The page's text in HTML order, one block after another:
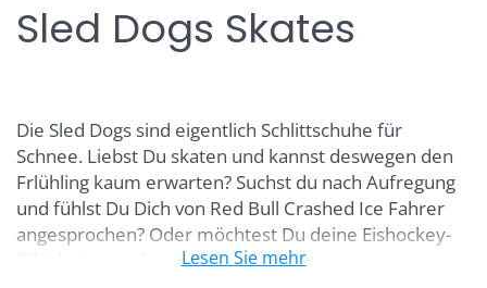
Sled Dogs Skates
Die Sled Dogs sind eigentlich Schlittschuhe für
Schnee. Liebst Du skaten und kannst deswegen den
Frlühling kaum erwarten? Suchst du nach Aufregung
und fühlst Du Dich von Red Bull Crashed Ice Fahrer
angesprochen? Oder möchtest Du deine Eishockey-
fähigkeiten verbessern?Lesen Sie mehr